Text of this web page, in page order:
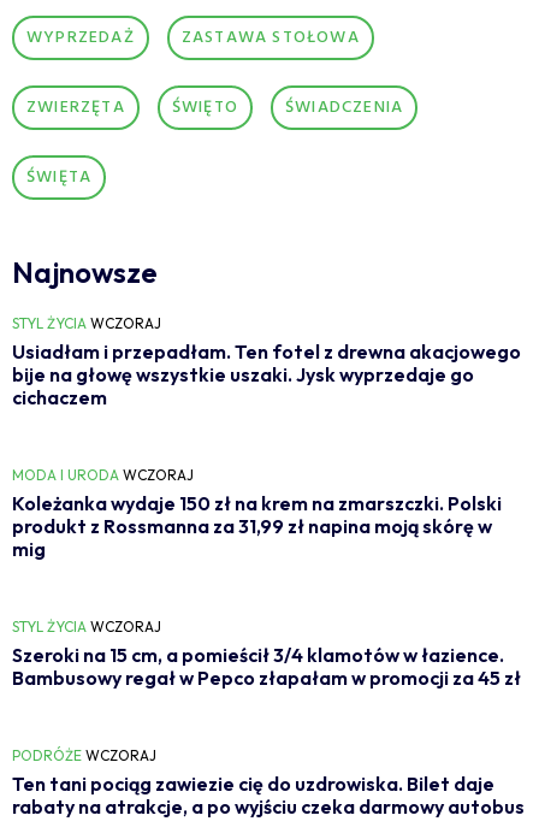
WYPRZEDAŻ ZASTAWA STOŁOWA
ZWIERZĘTA ŚWIĘTO ŚWIADCZENIA
ŚWIĘTA
Najnowsze
STYL ŻYCIA WCZORAJ
Usiadłam i przepadłam. Ten fotel z drewna akacjowego
bije na głowę wszystkie uszaki. Jysk wyprzedaje go
cichaczem
MODA I URODA WCZORAJ
Koleżanka wydaje 150 zł na krem na zmarszczki. Polski
produkt z Rossmanna za 31,99 zł napina moją skórę w
mig
STYL ŻYCIA WCZORAJ
Szeroki na 15 cm, a pomieścił 3/4 klamotów w łazience.
Bambusowy regał w Pepco złapałam w promocji za 45 zł
PODRÓŻE WCZORAJ
Ten tani pociąg zawiezie cię do uzdrowiska. Bilet daje
rabaty na atrakcje, a po wyjściu czeka darmowy autobus